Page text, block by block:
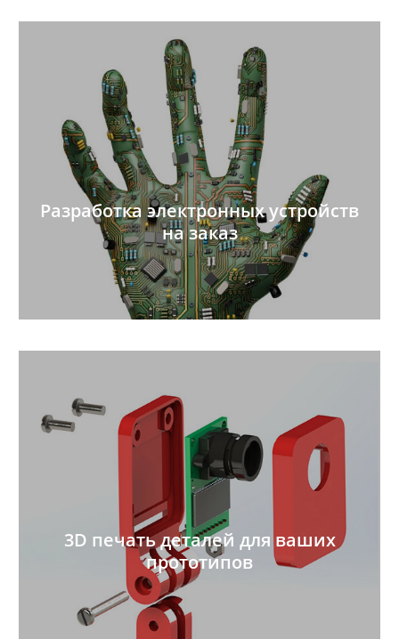
Разработка электронных устройств
на заказ
3D печать деталей для ваших
прототипов